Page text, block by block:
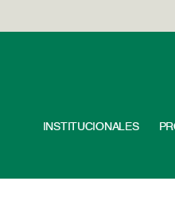
INSTITUCIONALES